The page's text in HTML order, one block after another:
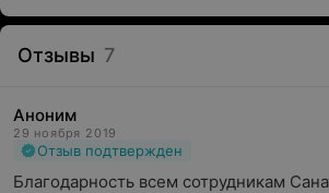
Отзывы 7
Аноним
29 ноября 2019
Отзыв подтвержден
Благодарность всем сотрудникам